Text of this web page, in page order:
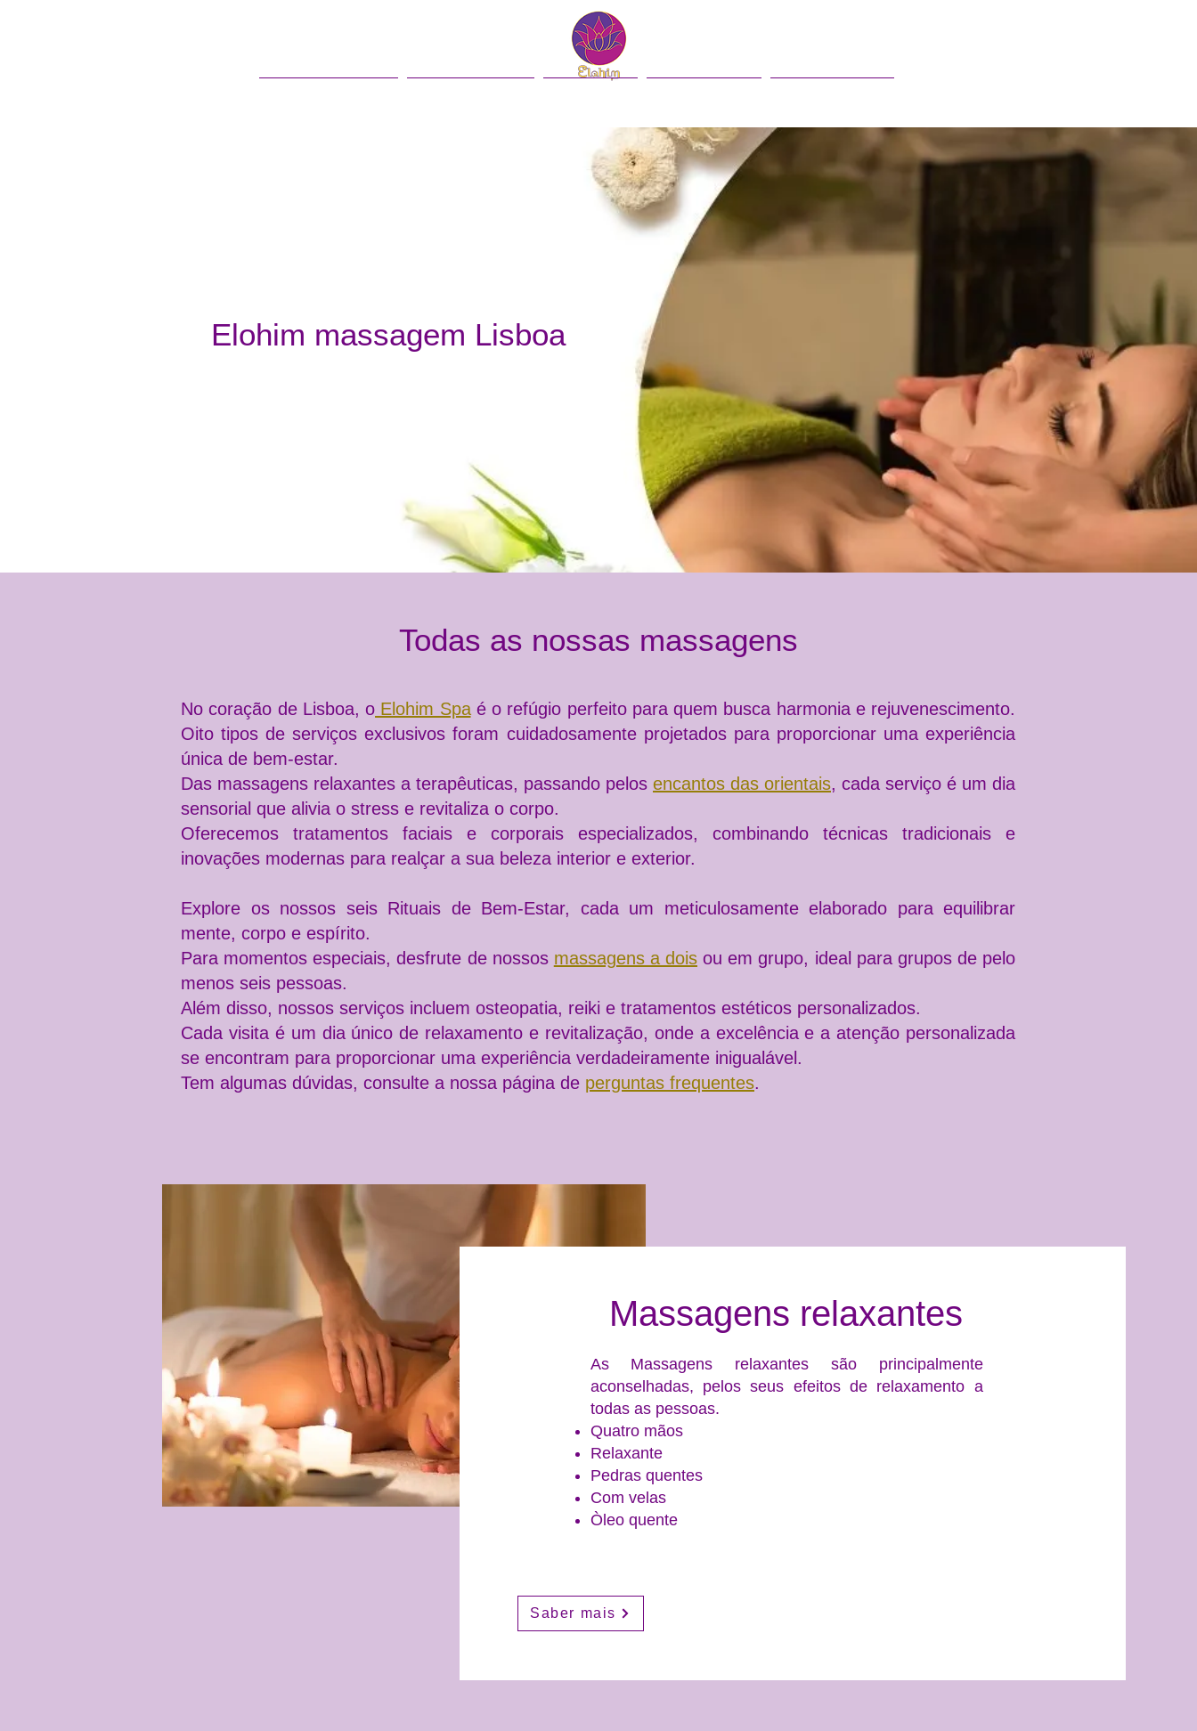
Elohim massagem Lisboa
Todas as nossas massagens
No coração de Lisboa, o Elohim Spaé o refúgio perfeito para quem busca harmonia e rejuvenescimento.
Oito tipos de serviços exclusivos foram cuidadosamente projetados para proporcionar uma experiência
única de bem-estar.
Das massagens relaxantes a terapêuticas, passando pelos encantos das orientais, cada serviço é um dia
sensorial que alivia o stress e revitaliza o corpo.
Oferecemos tratamentos faciais e corporais especializados, combinando técnicas tradicionais e
inovações modernas para realçar a sua beleza interior e exterior.
Explore os nossos seis Rituais de Bem-Estar, cada um meticulosamente elaborado para equilibrar
mente, corpo e espírito.
Para momentos especiais, desfrute de nossos massagens a dois ou em grupo, ideal para grupos de pelo
menos seis pessoas.
Além disso, nossos serviços incluem osteopatia, reiki e tratamentos estéticos personalizados.
Cada visita é um dia único de relaxamento e revitalização, onde a excelência e a atenção personalizada
se encontram para proporcionar uma experiência verdadeiramente inigualável.
Tem algumas dúvidas, consulte a nossa página de perguntas frequentes.
Massagens relaxantes
As Massagens relaxantes são principalmente
aconselhadas, pelos seus efeitos de relaxamento a
todas as pessoas.
Quatro mãos
Relaxante
Pedras quentes
Com velas
Òleo quente
Saber mais